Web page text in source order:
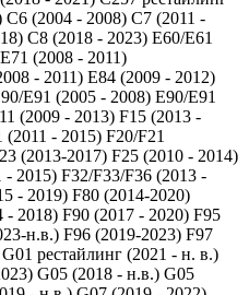
C6 (2004 - 2008) C7 (2011 -
C8 (2018 - 2023) E60/E61
E71 (2008 - 2011)
- 2011) E84 (2009 - 2012)
E91 (2005 - 2008) E90/E91
(2009 - 2013) F15 (2013 -
(2011 - 2015) F20/F21
(2013-2017) F25 (2010 - 2014)
- 2015) F32/F33/F36 (2013 -
- 2019) F80 (2014-2020)
- 2018) F90 (2017 - 2020) F95
н.в.) F96 (2019-2023) F97
G01 рестайлинг (2021 - н. в.)
G05 (2018 - н.в.) G05